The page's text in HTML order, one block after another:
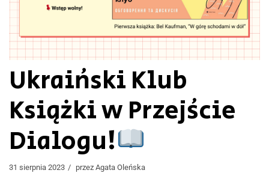
Ukraiński Klub
Książki w Przejście
Dialogu!
31 sierpnia 2023 przez Agata Oleńska